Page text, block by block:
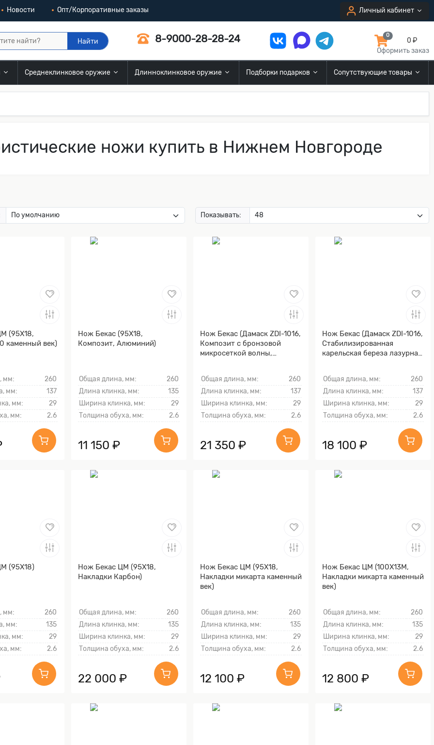
Новости Опт/Корпоративные заказы Личный кабинет
Найти 8-9000-28-28-24 0
0 ₽
Оформить заказ
Среднеклинковое оружие Длинноклинковое оружие Подборки подарков Сопутствующие товары
ножи купить в Нижнем Новгороде
Показывать:
(95Х18,
каменный век)
мм:
260
мм:
137
мм:
29
мм:
2.6
Нож Бекас (95Х18,
Композит, Алюминий)
Общая длина, мм:
260
Длина клинка, мм:
135
Ширина клинка, мм:
29
Толщина обуха, мм:
2.6
11 150 ₽
Нож Бекас (Дамаск ZDI-1016,
Композит с бронзовой
микросеткой волны,
Общая длина, мм:
260
Длина клинка, мм:
137
Ширина клинка, мм:
29
Толщина обуха, мм:
2.6
21 350 ₽
Нож Бекас (Дамаск ZDI-1016,
Стабилизированная
карельская береза лазурная,
Общая длина, мм:
260
Длина клинка, мм:
137
Ширина клинка, мм:
29
Толщина обуха, мм:
2.6
18 100 ₽
(95Х18)
мм:
260
мм:
135
мм:
29
мм:
2.6
Нож Бекас ЦМ (95Х18,
Накладки Карбон)
Общая длина, мм:
260
Длина клинка, мм:
135
Ширина клинка, мм:
29
Толщина обуха, мм:
2.6
22 000 ₽
Нож Бекас ЦМ (95Х18,
Накладки микарта каменный
век)
Общая длина, мм:
260
Длина клинка, мм:
135
Ширина клинка, мм:
29
Толщина обуха, мм:
2.6
12 100 ₽
Нож Бекас ЦМ (100Х13М,
Накладки микарта каменный
век)
Общая длина, мм:
260
Длина клинка, мм:
135
Ширина клинка, мм:
29
Толщина обуха, мм:
2.6
12 800 ₽